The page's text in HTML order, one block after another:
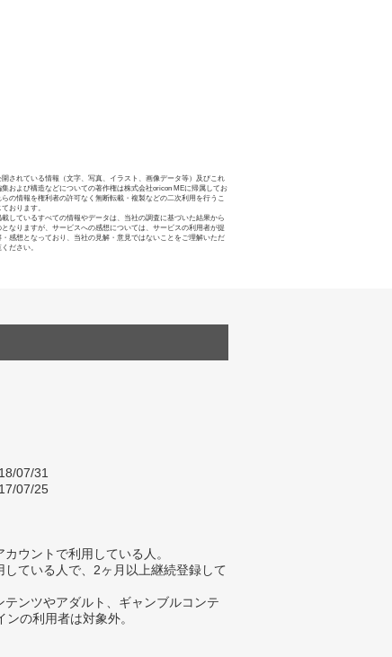
開されている情報（文字、写真、イラスト、画像データ等）及びこれ
集および構造などについての著作権は株式会社oricon MEに帰属してお
らの情報を権利者の許可なく無断転載・複製などの二次利用を行うこ
おります。
載しているすべての情報やデータは、当社の調査に基づいた結果から
となりますが、サービスへの感想については、サービスの利用者が提
・感想となっており、当社の見解・意見ではないことをご理解いただ
ださい。
07/31
07/25
ウントで利用している人。
している人で、2ヶ月以上継続登録して
テンツやアダルト、ギャンブルコンテ
ンの利用者は対象外。